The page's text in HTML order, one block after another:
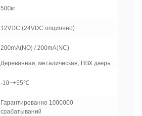
500кг
12VDC (24VDC опционно)
200mA(NO) / 200mA(NC)
Деревянная, металическая, ПВХ дверь
-10~+55℃
Гарантированно 1000000
срабатываний